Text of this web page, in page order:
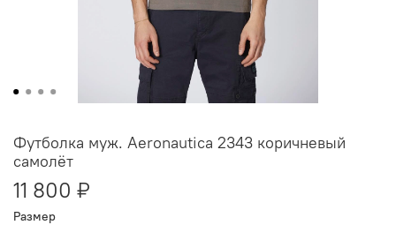
Футболка муж. Aeronautica 2343 коричневый
самолёт
11 800 ₽
Размер